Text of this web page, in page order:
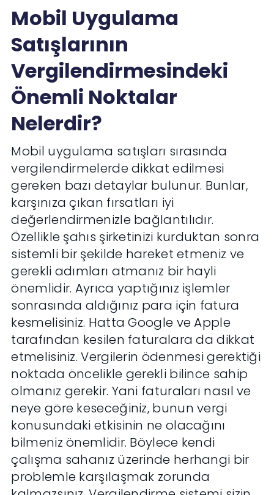
Mobil Uygulama
Satışlarının
Vergilendirmesindeki
Önemli Noktalar
Nelerdir?
Mobil uygulama satışları sırasında
vergilendirmelerde dikkat edilmesi
gereken bazı detaylar bulunur. Bunlar,
karşınıza çıkan fırsatları iyi
değerlendirmenizle bağlantılıdır.
Özellikle şahıs şirketinizi kurduktan sonra
sistemli bir şekilde hareket etmeniz ve
gerekli adımları atmanız bir hayli
önemlidir. Ayrıca yaptığınız işlemler
sonrasında aldığınız para için fatura
kesmelisiniz. Hatta Google ve Apple
tarafından kesilen faturalara da dikkat
etmelisiniz. Vergilerin ödenmesi gerektiği
noktada öncelikle gerekli bilince sahip
olmanız gerekir. Yani faturaları nasıl ve
neye göre keseceğiniz, bunun vergi
konusundaki etkisinin ne olacağını
bilmeniz önemlidir. Böylece kendi
çalışma sahanız üzerinde herhangi bir
problemle karşılaşmak zorunda